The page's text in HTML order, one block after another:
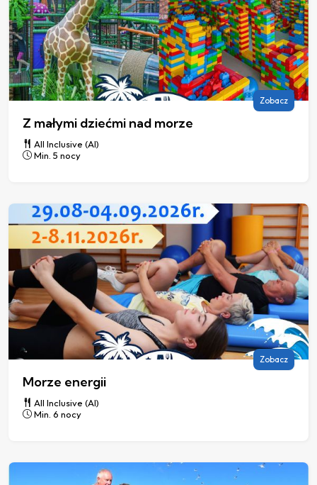
Z małymi dziećmi nad morze
All Inclusive (AI)
Min. 5 nocy
Zobacz
Morze energii
All Inclusive (AI)
Min. 6 nocy
Zobacz